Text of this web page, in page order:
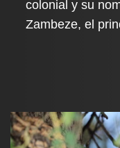
colonial y su
Zambeze, el